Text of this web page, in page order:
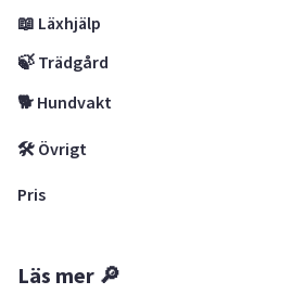
📖 Läxhjälp
🍃 Trädgård
🐕 Hundvakt
🛠 Övrigt
Pris
Läs mer 🔎